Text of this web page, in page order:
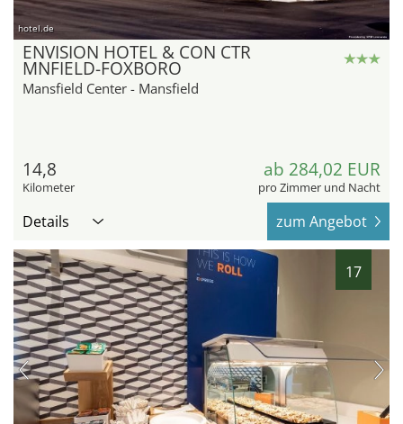
hotel.de
ENVISION HOTEL & CON CTR
MNFIELD-FOXBORO
Mansfield Center - Mansfield
14,8
Kilometer
ab 284,02 EUR
pro Zimmer und Nacht
Details zum Angebot
17